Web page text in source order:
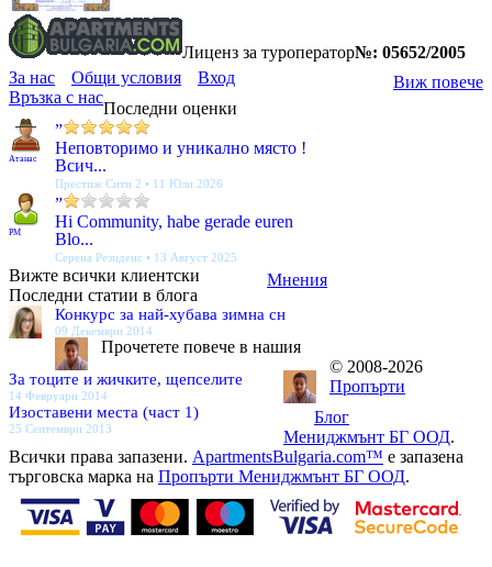
Лиценз за туроператор№: 05652/2005
Виж повече
За нас Общи условия
Вход
Връзка с нас
Последни оценки
Атанас
”
Неповторимо и уникално място !
Всич...
Престиж Сити 2 • 11 Юли 2026
PM
”
Hi Community, habe gerade euren
Blo...
Серена Резиденс • 13 Август 2025
Мнения
Вижте всички клиентски
Последни статии в блога
Конкурс за най-хубава зимна сн
09 Декември 2014
За тоците и жичките, щепселите
14 Февруари 2014
Изоставени места (част 1)
25 Септември 2013
Блог
Прочетете повече в нашия
© 2008-2026
Пропърти
Мениджмънт БГ ООД.
Всички права запазени. ApartmentsBulgaria.com™ е запазена
търговска марка на Пропърти Мениджмънт БГ ООД.